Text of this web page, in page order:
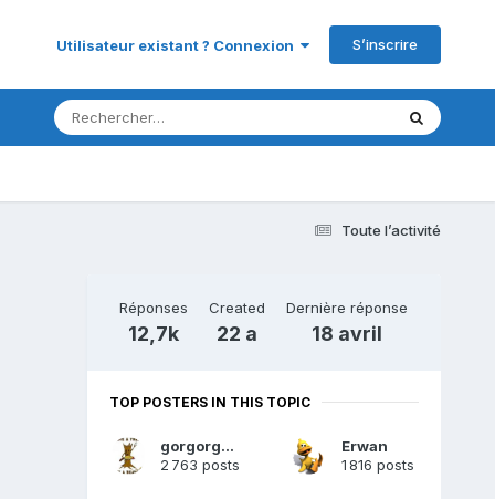
Utilisateur existant ? Connexion S’inscrire
Toute l’activité
Réponses
12,7k
Created
22 a
Dernière réponse
18 avril
TOP POSTERS IN THIS TOPIC
gorgorgueu
2 763 posts
Erwan
1 816 posts